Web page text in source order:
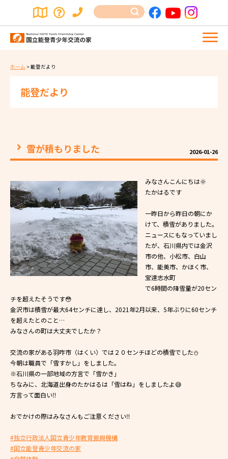
ホーム >能登だより
能登だより
2026-01-26
雪が積もりました
みなさんこんにちは🌞
たかはるです
一昨日から昨日の朝にか
けて、積雪がありました。
ニュースにもなっていまし
たが、石川県内では金沢
市の他、小松市、白山
市、能美市、かほく市、
宝達志水町
で6時間の降雪量が20セン
チを超えたそうです😳
金沢市は積雪が最大64センチに達し、2021年2月以来、5年ぶりに60センチ
を超えたとのこと…
みなさんの町は大丈夫でしたか？
交流の家がある羽咋市（はくい）では２０センチほどの積雪でした⛄️
今朝は職員で「雪すかし」をしました。
※石川県の一部地域の方言で「雪かき」
ちなみに、北海道出身のたかはるは「雪はね」をしましたよ😅
方言って面白い‼︎
おでかけの際はみなさんもご注意ください‼️
#独立行政法人国立青少年教育振興機構
#国立能登青少年交流の家